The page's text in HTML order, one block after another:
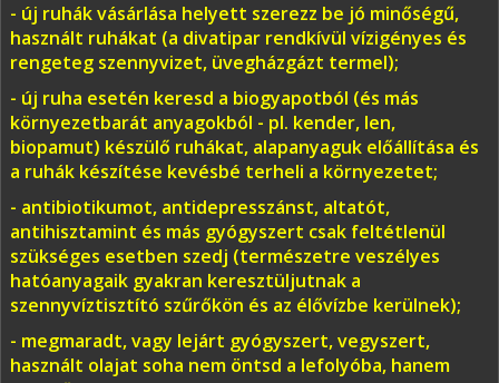
- új ruhák vásárlása helyett szerezz be jó minőségű,
használt ruhákat (a divatipar rendkívül vízigényes és
rengeteg szennyvizet, üvegházgázt termel);
- új ruha esetén keresd a biogyapotból (és más
környezetbarát anyagokból - pl. kender, len,
biopamut) készülő ruhákat, alapanyaguk előállítása és
a ruhák készítése kevésbé terheli a környezetet;
- antibiotikumot, antidepresszánst, altatót,
antihisztamint és más gyógyszert csak feltétlenül
szükséges esetben szedj (természetre veszélyes
hatóanyagaik gyakran keresztüljutnak a
szennyvíztisztító szűrőkön és az élővízbe kerülnek);
- megmaradt, vagy lejárt gyógyszert, vegyszert,
használt olajat soha nem öntsd a lefolyóba, hanem